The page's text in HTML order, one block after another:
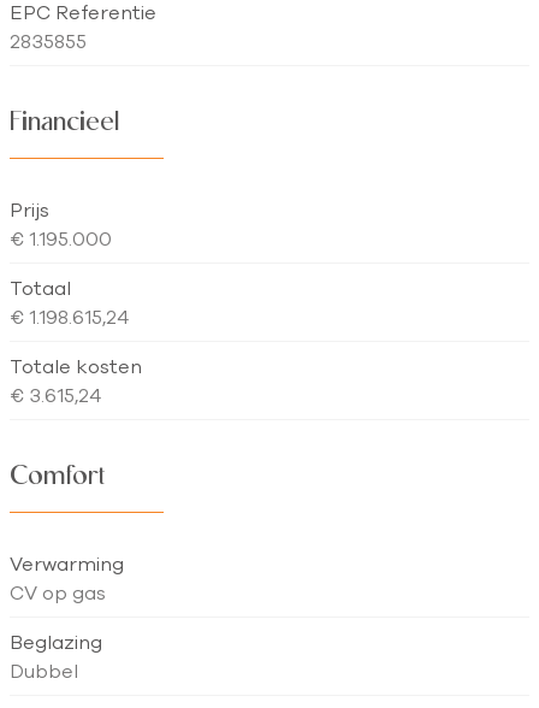
EPC Referentie
2835855
Financieel
Prijs
€ 1.195.000
Totaal
€ 1.198.615,24
Totale kosten
€ 3.615,24
Comfort
Verwarming
CV op gas
Beglazing
Dubbel